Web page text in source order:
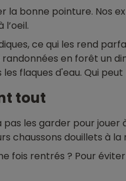
bonne pointure. Nos
ce qui les rend
en forêt un
flaques d'eau. Qui
tout
les garder pour
chaussons douillets à la
fois rentrés ? Pour